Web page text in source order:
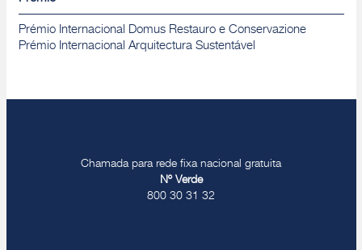
Prémio Internacional Domus Restauro e Conservazione
Prémio Internacional Arquitectura Sustentável
Chamada para rede fixa nacional gratuita
Nº Verde
800 30 31 32